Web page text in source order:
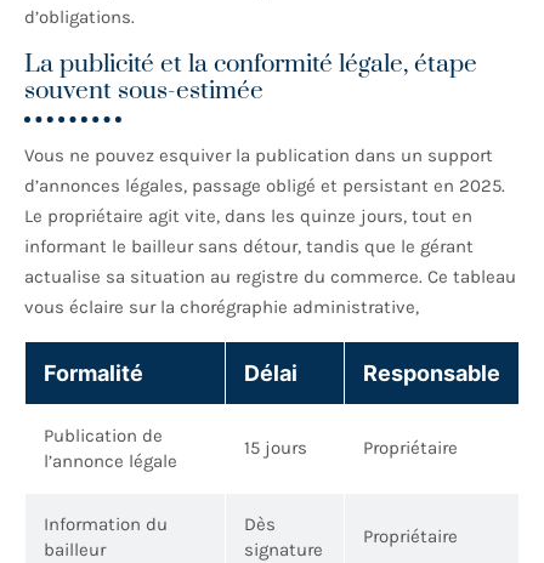
d’obligations.
La publicité et la conformité légale, étape
souvent sous-estimée
Vous ne pouvez esquiver la publication dans un support
d’annonces légales, passage obligé et persistant en 2025.
Le propriétaire agit vite, dans les quinze jours, tout en
informant le bailleur sans détour, tandis que le gérant
actualise sa situation au registre du commerce. Ce tableau
vous éclaire sur la chorégraphie administrative,
Formalité Délai Responsable
Publication de
l’annonce légale
15 jours Propriétaire
Information du
bailleur
Dès
signature
Propriétaire